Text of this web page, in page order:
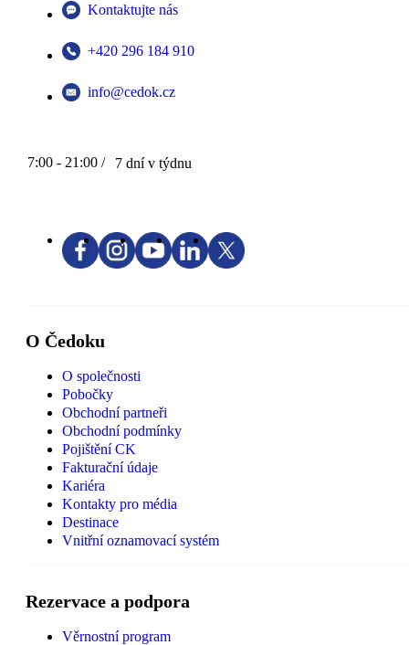
Kontaktujte nás
+420 296 184 910
info@cedok.cz
7:00 - 21:00 / 7 dní v týdnu
O Čedoku
O společnosti
Pobočky
Obchodní partneři
Obchodní podmínky
Pojištění CK
Fakturační údaje
Kariéra
Kontakty pro média
Destinace
Vnitřní oznamovací systém
Rezervace a podpora
Věrnostní program